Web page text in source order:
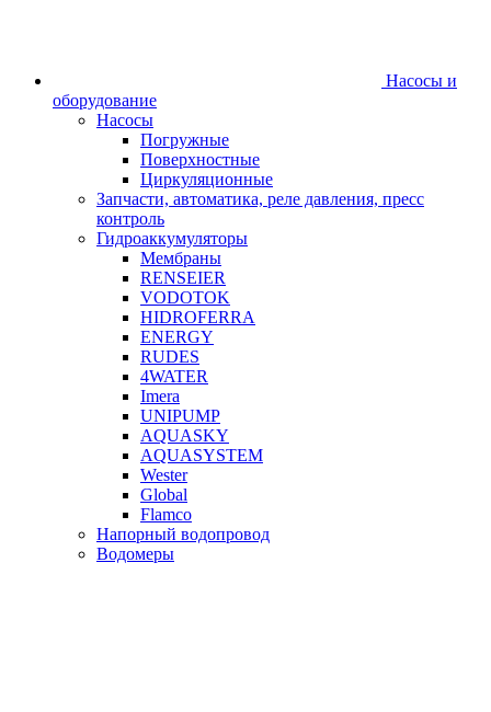
Насосы и
оборудование
Насосы
Погружные
Поверхностные
Циркуляционные
Запчасти, автоматика, реле давления, пресс
контроль
Гидроаккумуляторы
Мембраны
RENSEIER
VODOTOK
HIDROFERRA
ENERGY
RUDES
4WATER
Imera
UNIPUMP
AQUASKY
AQUASYSTEM
Wester
Global
Flamco
Напорный водопровод
Водомеры